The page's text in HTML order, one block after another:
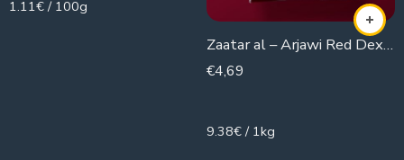
1.11€ / 100g
Zaatar al – Arjawi Red Dex Granatapfel
€4,69
9.38€ / 1kg